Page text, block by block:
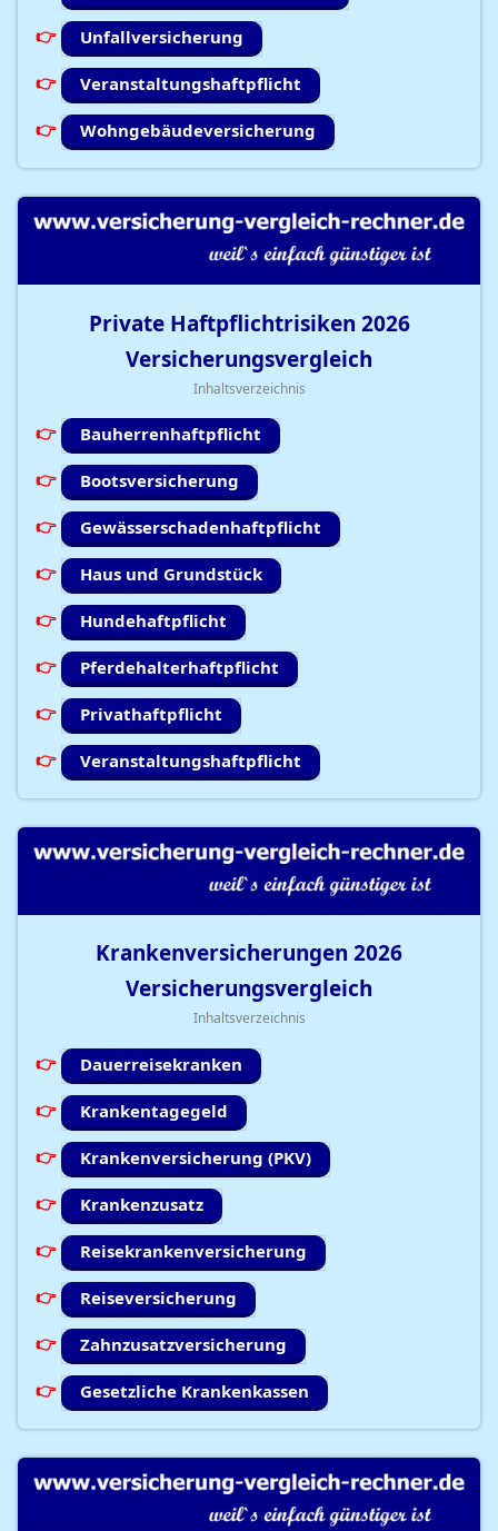
Unfallversicherung
Veranstaltungshaftpflicht
Wohngebäudeversicherung
Private Haftpflichtrisiken 2026
Versicherungsvergleich
Inhaltsverzeichnis
Bauherrenhaftpflicht
Bootsversicherung
Gewässerschadenhaftpflicht
Haus und Grundstück
Hundehaftpflicht
Pferdehalterhaftpflicht
Privathaftpflicht
Veranstaltungshaftpflicht
Krankenversicherungen 2026
Versicherungsvergleich
Inhaltsverzeichnis
Dauerreisekranken
Krankentagegeld
Krankenversicherung (PKV)
Krankenzusatz
Reisekrankenversicherung
Reiseversicherung
Zahnzusatzversicherung
Gesetzliche Krankenkassen